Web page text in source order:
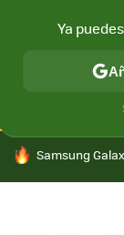
CONECTIVIDAD
HOY SE HABLA
Samsung
Ya